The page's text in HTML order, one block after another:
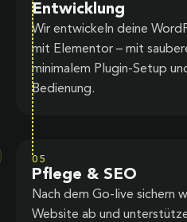
Entwicklung
Wir entwickeln deine
mit Elementor – mit
minimalem Plugin-Setup
Bedienung.
05
Pflege & SEO
Nach dem Go-live sichern
Website ab und